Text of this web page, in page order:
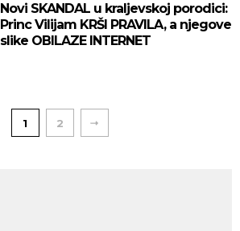
Novi SKANDAL u kraljevskoj porodici:
Princ Vilijam KRŠI PRAVILA, a njegove
slike OBILAZE INTERNET
1 2